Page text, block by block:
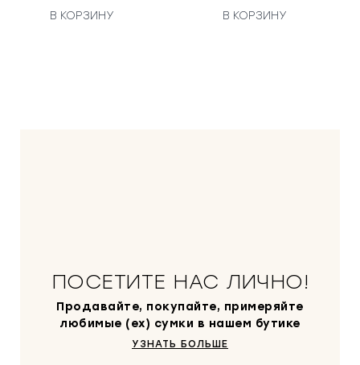
В КОРЗИНУ В КОРЗИНУ
ПОСЕТИТЕ НАС ЛИЧНО!
Продавайте, покупайте, примеряйте
любимые (ex) сумки в нашем бутике
УЗНАТЬ БОЛЬШЕ